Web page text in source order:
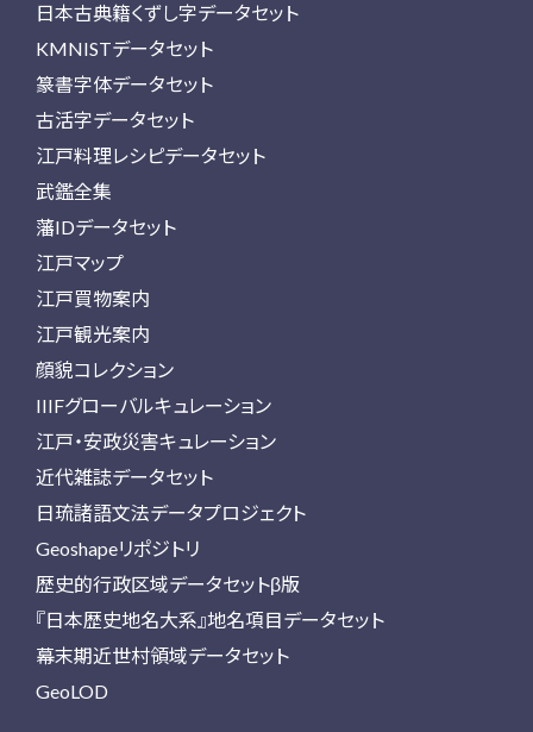
日本古典籍くずし字データセット
KMNISTデータセット
篆書字体データセット
古活字データセット
江戸料理レシピデータセット
武鑑全集
藩IDデータセット
江戸マップ
江戸買物案内
江戸観光案内
顔貌コレクション
IIIFグローバルキュレーション
江戸・安政災害キュレーション
近代雑誌データセット
日琉諸語文法データプロジェクト
Geoshapeリポジトリ
歴史的行政区域データセットβ版
『日本歴史地名大系』地名項目データセット
幕末期近世村領域データセット
GeoLOD